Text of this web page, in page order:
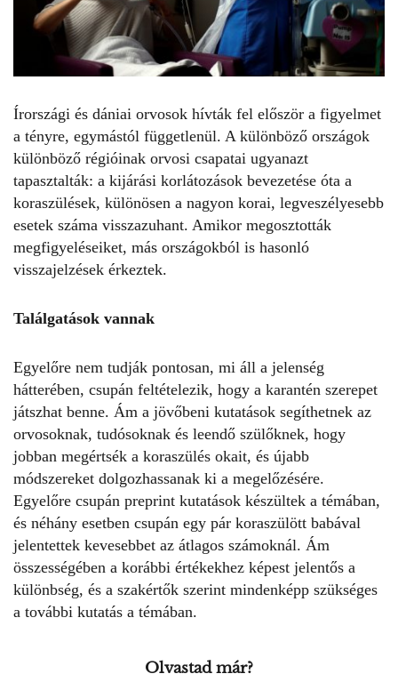
Írországi és dániai orvosok hívták fel először a figyelmet
a tényre, egymástól függetlenül. A különböző országok
különböző régióinak orvosi csapatai ugyanazt
tapasztalták: a kijárási korlátozások bevezetése óta a
koraszülések, különösen a nagyon korai, legveszélyesebb
esetek száma visszazuhant. Amikor megosztották
megfigyeléseiket, más országokból is hasonló
visszajelzések érkeztek.
Találgatások vannak
Egyelőre nem tudják pontosan, mi áll a jelenség
hátterében, csupán feltételezik, hogy a karantén szerepet
játszhat benne. Ám a jövőbeni kutatások segíthetnek az
orvosoknak, tudósoknak és leendő szülőknek, hogy
jobban megértsék a koraszülés okait, és újabb
módszereket dolgozhassanak ki a megelőzésére.
Egyelőre csupán preprint kutatások készültek a témában,
és néhány esetben csupán egy pár koraszülött babával
jelentettek kevesebbet az átlagos számoknál. Ám
összességében a korábbi értékekhez képest jelentős a
különbség, és a szakértők szerint mindenképp szükséges
a további kutatás a témában.
Olvastad már?